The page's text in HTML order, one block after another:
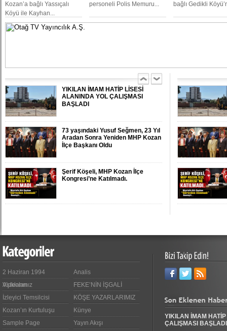
Kozan’a bağlı Yassıçalı
Köyü ile Kayhan...
personeli Polis Memuru...
bağlı Gedikli
BÖBREKLERİ İKİ HASTAYA UMUT
YIKILAN İMAM HATİP LİSESİ
ALANINDA YOL ÇALIŞMASI
BAŞLADI
73 yaşındaki Yusuf Seğmen, 23 Yıl
Aradan Sonra Yeniden MHP Kozan
İlçe Başkanı Oldu
Şerif Köşeli, MHP Kozan İlçe
Kongresi’ne Katılmadı.
KAZANIN KAMERA
GÖRÜNTÜLERİ ORTAYA ÇIKTI
Polis Memuru Serkan Duru Son
Yolculuğuna Uğurlandı
2 Haziran 1994
Videoları
Analis
Aşıklarımız
FEKE’NİN İŞGALİ
İzleyici Temsilcisi
KÖŞE YAZARLARIMIZ
Kozan’ın Kurtuluşu
Künye
Sample Page
Yayın Akışı
YIKILAN İMAM
ÇALIŞMASI BAŞLADI